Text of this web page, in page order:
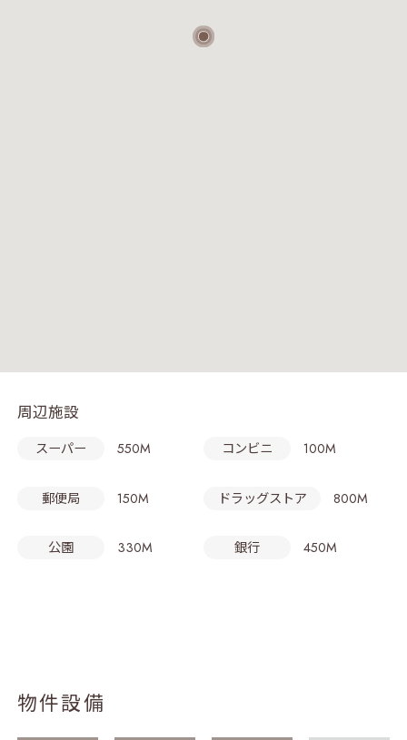
周辺施設
スーパー 550M コンビニ 100M
郵便局 150M ドラッグストア 800M
公園 330M 銀行 450M
物件設備